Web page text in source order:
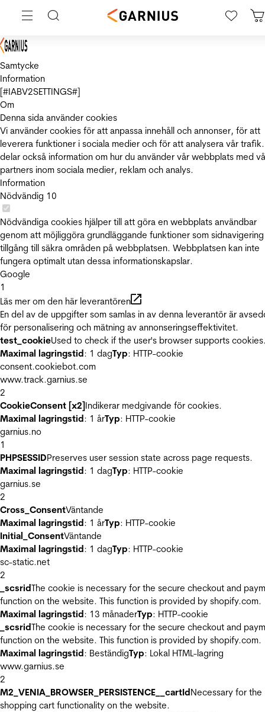
Samtycke
Information
[#IABV2SETTINGS#]
Om
Denna sida använder cookies
Vi använder cookies för att anpassa innehåll och annonser, för att
leverera funktioner i sociala medier och för att analysera vår
delar också information om hur du använder vår webbplats med
partners inom sociala medier, reklam och analys.
Information
Nödvändig 10
Nödvändiga cookies hjälper till att göra en webbplats användbar
genom att möjliggöra grundläggande funktioner som
tillgång till säkra områden på webbplatsen. Webbplatsen kan inte
fungera optimalt utan dessa informationskapslar.
Google
1
Läs mer om den här leverantören
En del av de uppgifter som samlas in av denna leverantör är
för personalisering och mätning av annonseringseffektivitet.
test_cookieUsed to check if the user's browser supports
Maximal lagringstid: 1 dagTyp: HTTP-cookie
consent.cookiebot.com
www.track.garnius.se
2
CookieConsent [x2]Indikerar medgivande för cookies.
Maximal lagringstid: 1 årTyp: HTTP-cookie
garnius.no
1
PHPSESSIDPreserves user session state across page requests.
Maximal lagringstid: 1 dagTyp: HTTP-cookie
garnius.se
2
Cross_ConsentVäntande
Maximal lagringstid: 1 årTyp: HTTP-cookie
Initial_ConsentVäntande
Maximal lagringstid: 1 dagTyp: HTTP-cookie
sc-static.net
2
_scsridThe cookie is necessary for the secure checkout and
function on the website. This function is provided by shopify.com.
Maximal lagringstid: 13 månaderTyp: HTTP-cookie
_scsridThe cookie is necessary for the secure checkout and
function on the website. This function is provided by shopify.com.
Maximal lagringstid: BeständigTyp: Lokal HTML-lagring
www.garnius.se
2
M2_VENIA_BROWSER_PERSISTENCE__cartIdNecessary for the
shopping cart functionality on the website.